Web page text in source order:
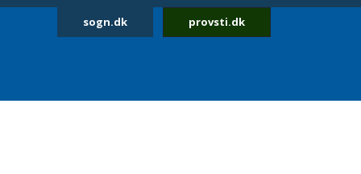
sogn.dk provsti.dk